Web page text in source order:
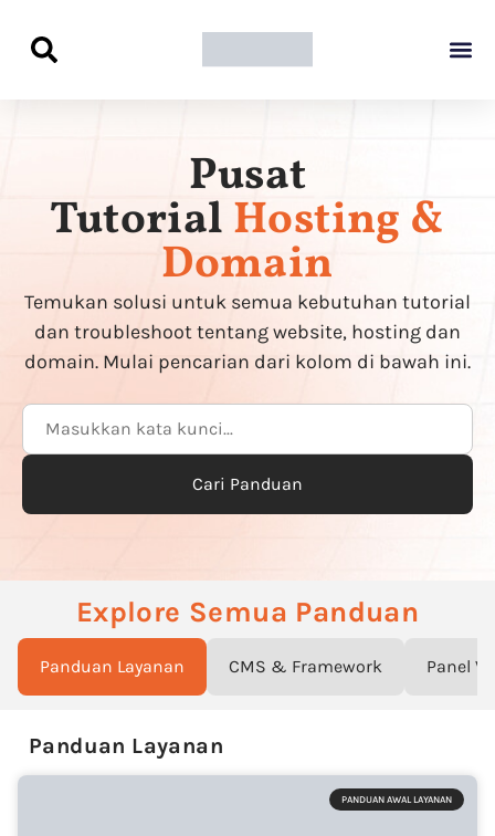
Pusat
TutorialHosting &
Domain
Temukan solusi untuk semua kebutuhan tutorial
dan troubleshoot tentang website, hosting dan
domain. Mulai pencarian dari kolom di bawah ini.
Cari Panduan
Explore Semua Panduan
Panduan Layanan CMS & Framework Panel
Panduan Layanan
PANDUAN AWAL LAYANAN